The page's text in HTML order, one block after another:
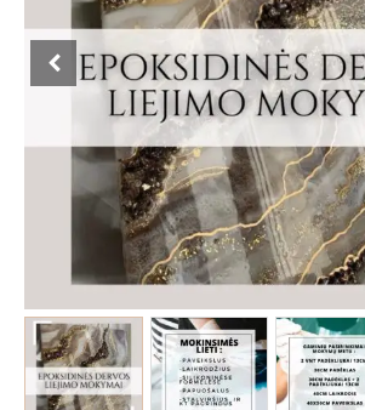
“Epoxy
start”
KLAIPĖDA
Spalio